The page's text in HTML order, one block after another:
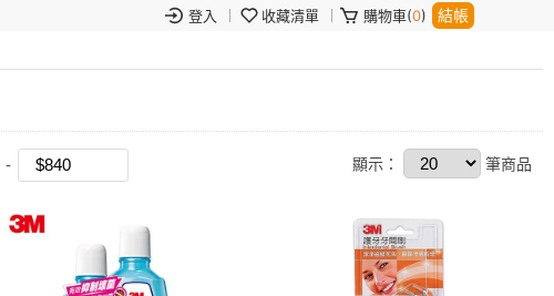
登入 收藏清單 購物車(0) 結帳
顯示： 筆商品